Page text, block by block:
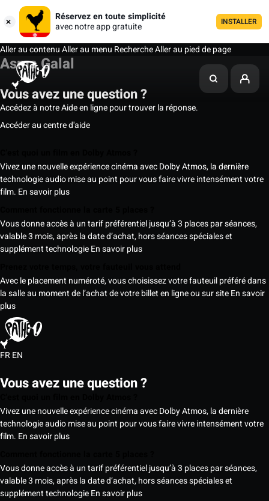
Réservez en toute simplicité
avec notre app gratuite
INSTALLER
Aller au contenuAller au menu RechercheAller au pied de page
Asma Galal
Vous avez une question ?
Accédez à notre Aide en ligne pour trouver la réponse.
Accéder au centre d'aide
Vivez une nouvelle expérience cinéma avec Dolby Atmos, la dernière
technologie audio mise au point pour vous faire vivre intensément votre
film. En savoir plus
Vous donne accès à un tarif préférentiel jusqu’à 3 places par séances,
valable 3 mois, après la date d’achat, hors séances spéciales et
supplément technologieEn savoir plus
Avec le placement numéroté, vous choisissez votre fauteuil préféré dans
la salle au moment de l’achat de votre billet en ligne ou sur siteEn savoir
plus
FREN
Vous avez une question ?
Vivez une nouvelle expérience cinéma avec Dolby Atmos, la dernière
technologie audio mise au point pour vous faire vivre intensément votre
film. En savoir plus
Vous donne accès à un tarif préférentiel jusqu’à 3 places par séances,
valable 3 mois, après la date d’achat, hors séances spéciales et
supplément technologieEn savoir plus